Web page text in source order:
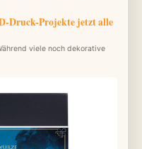
Druck-Projekte jetzt alle
viele noch dekorative